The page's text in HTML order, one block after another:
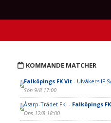
KOMMANDE MATCHER
Falköpings FK Vit- Ulvåkers IF
Sön 9/8 17:00
Åsarp-Trädet FK - Falköpings
Ons 12/8 18:00